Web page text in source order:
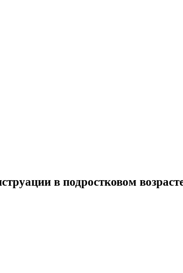
в подростковом